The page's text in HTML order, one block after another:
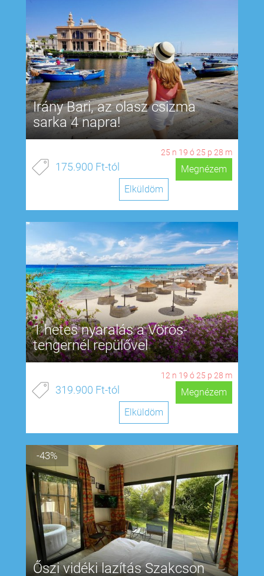
Irány Bari, az olasz csizma
sarka 4 napra!
25 n 19 ó 25 p 27 m
175.900 Ft-tól
Megnézem
Elküldöm
1 hetes nyaralás a Vörös-
tengernél repülővel
12 n 19 ó 25 p 27 m
319.900 Ft-tól
Megnézem
Elküldöm
-43%
Őszi vidéki lazítás Szakcson